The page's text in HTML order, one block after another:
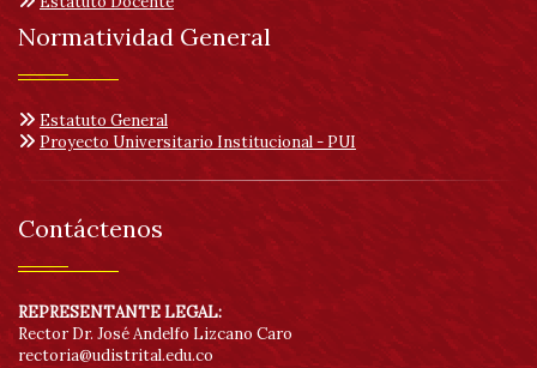
Normatividad General
Estatuto General
Proyecto Universitario Institucional - PUI
Contáctenos
REPRESENTANTE LEGAL:
Rector Dr. José Andelfo Lizcano Caro
rectoria@udistrital.edu.co